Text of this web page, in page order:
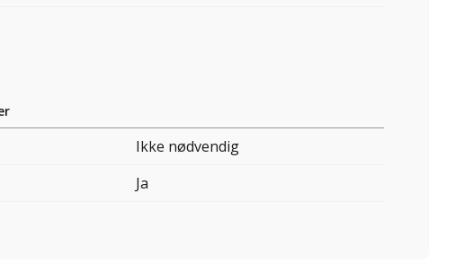
Ikke nødvendig
Ja